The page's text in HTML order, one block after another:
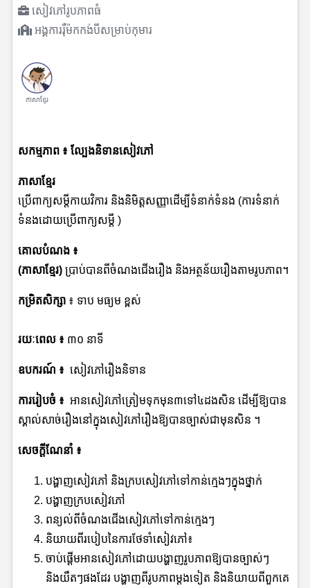
សៀវភៅរូបភាពធំ
អង្គការរុឺម៉កកង់បីសម្រាប់កុមារ
ភាសាខ្មែរ
សកម្មភាព ៖ ល្បែងនិទានសៀវភៅ
ភាសាខ្មែរ
ប្រើពាក្យសម្តីកាយវិការ និងនិមិត្តសញ្ញាដើម្បីទំនាក់ទំនង (ការទំនាក់
ទំនងដោយប្រើពាក្យសម្តី )
គោលបំណង ៖
(ភាសាខ្មែរ) ប្រាប់បានពីចំណងជើងរឿង និងអត្ថន័យរឿងតាមរូបភាព។
កម្រិតសិក្សា៖ ទាប មធ្យម ខ្ពស់
រយៈពេល ៖ ៣០ នាទី
ឧបករណ៍ ៖ សៀវភៅរឿងនិទាន
ការរៀបចំ ៖ អានសៀវភៅត្រៀមទុកមុន៣ទៅ៤ដងសិន ដើម្បីឱ្យបាន
ស្គាល់សាច់រឿងនៅក្នុងសៀវភៅរឿងឱ្យបានច្បាស់ជាមុនសិន ។
សេចក្ដីណែនាំ ៖
បង្ហាញសៀវភៅ និងក្របសៀវភៅទៅកាន់ក្មេងៗក្នុងថ្នាក់
បង្ហាញក្របសៀវភៅ
ពន្យល់ពីចំណងជើងសៀវភៅទៅកាន់ក្មេងៗ
និយាយពីរបៀបនៃការថែទាំសៀវភៅ៖
ចាប់ផ្ដើមអានសៀវភៅដោយបង្ហាញរូបភាពឱ្យបានច្បាស់ៗ
និងយឺតៗផងដែរ បង្ហាញពីរូបភាពម្ដងទៀត និងនិយាយពីពួកគេ